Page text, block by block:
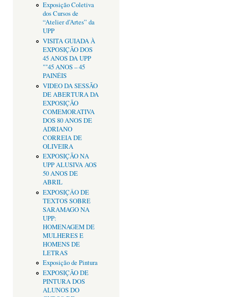
Exposição Coletiva
dos Cursos de
“Atelier d’Artes” da
UPP
VISITA GUIADA À
EXPOSIÇÃO DOS
45 ANOS DA UPP
""45 ANOS – 45
PAINÉIS
VIDEO DA SESSÃO
DE ABERTURA DA
EXPOSIÇÃO
COMEMORATIVA
DOS 80 ANOS DE
ADRIANO
CORREIA DE
OLIVEIRA
EXPOSIÇÃO NA
UPP ALUSIVA AOS
50 ANOS DE
ABRIL
EXPOSIÇÂO DE
TEXTOS SOBRE
SARAMAGO NA
UPP:
HOMENAGEM DE
MULHERES E
HOMENS DE
LETRAS
Exposição de Pintura
EXPOSIÇÃO DE
PINTURA DOS
ALUNOS DO